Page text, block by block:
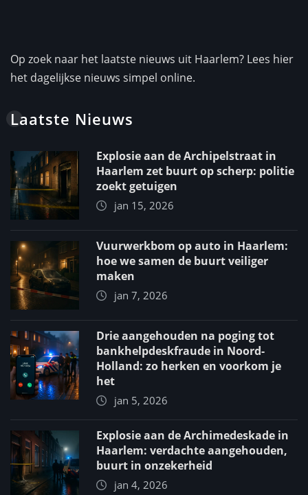
Op zoek naar het laatste nieuws uit Haarlem? Lees hier
het dagelijkse nieuws simpel online.
Laatste Nieuws
Explosie aan de Archipelstraat in
Haarlem zet buurt op scherp: politie
zoekt getuigen
jan 15, 2026
Vuurwerkbom op auto in Haarlem:
hoe we samen de buurt veiliger
maken
jan 7, 2026
Drie aangehouden na poging tot
bankhelpdeskfraude in Noord-
Holland: zo herken en voorkom je
het
jan 5, 2026
Explosie aan de Archimedeskade in
Haarlem: verdachte aangehouden,
buurt in onzekerheid
jan 4, 2026